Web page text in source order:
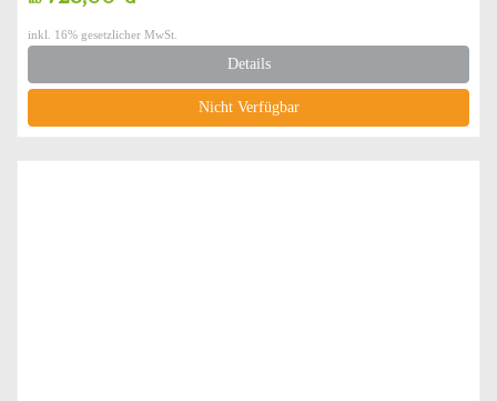
inkl. 16% gesetzlicher MwSt.
Details
Nicht Verfügbar